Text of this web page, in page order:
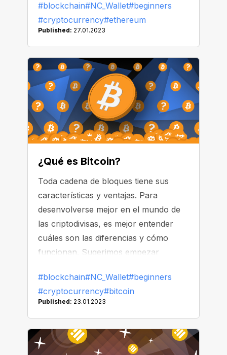
vamos a estudiar qué hace que sean
"inteligentes" y cómo trabaja
#blockchain#NC_Wallet#beginners
#cryptocurrency#ethereum
Published: 27.01.2023
¿Qué es Bitcoin?
Toda cadena de bloques tiene sus
características y ventajas. Para
desenvolverse mejor en el mundo de
las criptodivisas, es mejor entender
cuáles son las diferencias y cómo
funcionan. Sugerimos empezar
#blockchain#NC_Wallet#beginners
#cryptocurrency#bitcoin
Published: 23.01.2023